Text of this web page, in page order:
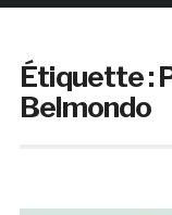
Étiquette :
Belmondo